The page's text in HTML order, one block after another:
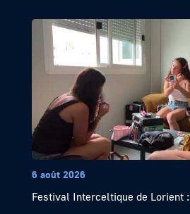
6 août 2026
Festival Interceltique de Lorient